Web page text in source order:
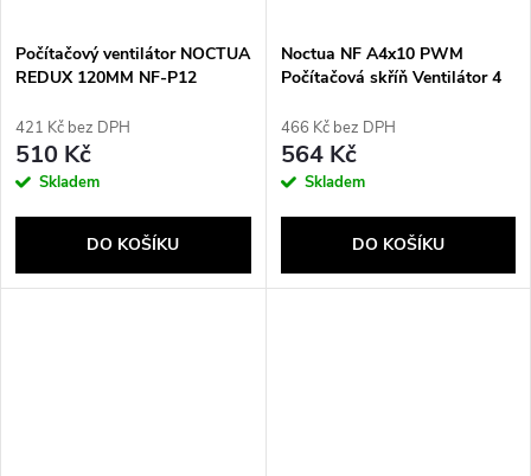
Počítačový ventilátor NOCTUA
REDUX 120MM NF-P12
421 Kč bez DPH
510 Kč
Skladem
DO KOŠÍKU
Noctua NF A4x10 PWM
Počítačová skříň Ventilátor 4
466 Kč bez DPH
564 Kč
Skladem
DO KOŠÍKU